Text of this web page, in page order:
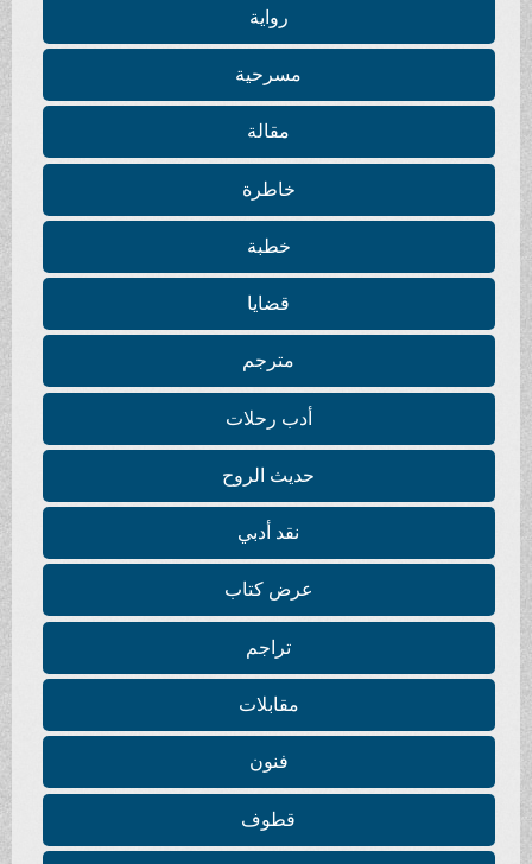
رواية
مسرحية
مقالة
خاطرة
خطبة
قضايا
مترجم
أدب رحلات
حديث الروح
نقد أدبي
عرض كتاب
تراجم
مقابلات
فنون
قطوف